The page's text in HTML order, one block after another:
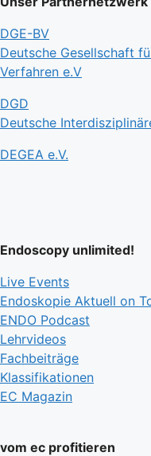
DGE-BV
Deutsche Gesellschaft
Verfahren e.V
DGD
Deutsche
DEGEA e.V.
Endoscopy unlimited!
Live Events
Endoskopie Aktuell on
ENDO Podcast
Lehrvideos
Fachbeiträge
Klassifikationen
EC Magazin
vom ec profitieren